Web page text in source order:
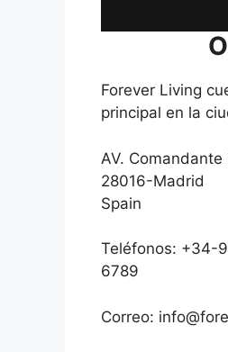
Forever Living
principal en la
AV. Comandante
28016-Madrid
Spain
Teléfonos: +34-
6789
Correo: